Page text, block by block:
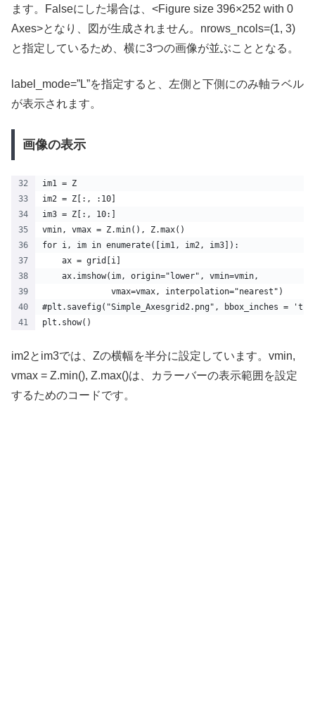
ます。Falseにした場合は、<Figure size 396×252 with 0
Axes>となり、図が生成されません。nrows_ncols=(1, 3)
と指定しているため、横に3つの画像が並ぶこととなる。
label_mode=”L”を指定すると、左側と下側にのみ軸ラベル
が表示されます。
画像の表示
im1 = Z
im2 = Z[:, :10]
im3 = Z[:, 10:]
vmin, vmax = Z.min(), Z.max()
for i, im in enumerate([im1, im2, im3]):
    ax = grid[i]
    ax.imshow(im, origin="lower", vmin=vmin,
              vmax=vmax, interpolation="nearest")
#plt.savefig("Simple_Axesgrid2.png", bbox_inches =
plt.show()
im2とim3では、Zの横幅を半分に設定しています。vmin,
vmax = Z.min(), Z.max()は、カラーバーの表示範囲を設定
するためのコードです。